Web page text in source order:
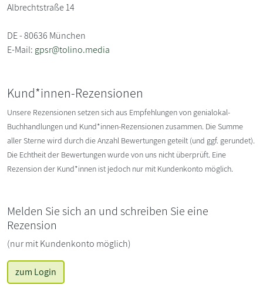
Albrechtstraße 14
DE - 80636 München
E-Mail: gpsr@tolino.media
Kund*innen-Rezensionen
Unsere Rezensionen setzen sich aus Empfehlungen von genialokal-
Buchhandlungen und Kund*innen-Rezensionen zusammen. Die Summe
aller Sterne wird durch die Anzahl Bewertungen geteilt (und ggf. gerundet).
Die Echtheit der Bewertungen wurde von uns nicht überprüft. Eine
Rezension der Kund*innen ist jedoch nur mit Kundenkonto möglich.
Melden Sie sich an und schreiben Sie eine
Rezension
(nur mit Kundenkonto möglich)
zum Login